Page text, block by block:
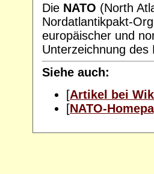
Die NATO (North
Nordatlantikpakt-
europäischer und
Unterzeichnung
Siehe auch:
[Artikel bei
[NATO-